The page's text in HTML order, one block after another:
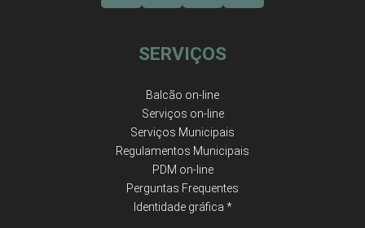
SERVIÇOS
Balcão on-line
Serviços on-line
Serviços Municipais
Regulamentos Municipais
PDM on-line
Perguntas Frequentes
Identidade gráfica *